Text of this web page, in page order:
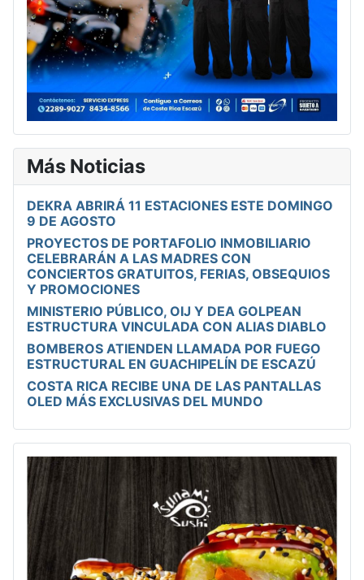
Más Noticias
DEKRA ABRIRÁ 11 ESTACIONES ESTE DOMINGO
9 DE AGOSTO
PROYECTOS DE PORTAFOLIO INMOBILIARIO
CELEBRARÁN A LAS MADRES CON
CONCIERTOS GRATUITOS, FERIAS, OBSEQUIOS
Y PROMOCIONES
MINISTERIO PÚBLICO, OIJ Y DEA GOLPEAN
ESTRUCTURA VINCULADA CON ALIAS DIABLO
BOMBEROS ATIENDEN LLAMADA POR FUEGO
ESTRUCTURAL EN GUACHIPELÍN DE ESCAZÚ
COSTA RICA RECIBE UNA DE LAS PANTALLAS
OLED MÁS EXCLUSIVAS DEL MUNDO